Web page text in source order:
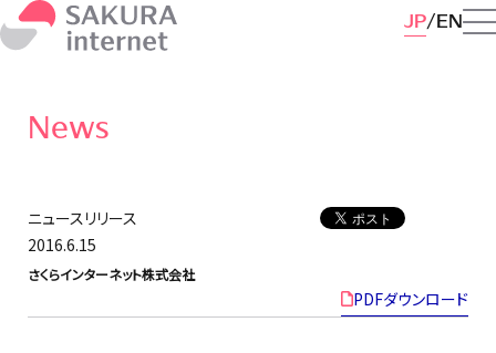
JP EN
News
ニュースリリース
2016.6.15
さくらインターネット株式会社
PDFダウンロード